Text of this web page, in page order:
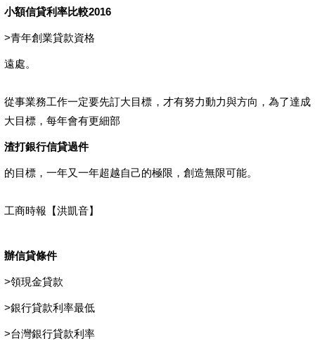
小額信貸利率比較2016
>青年創業貸款資格
遠處。
從事業務工作一定要先訂大目標，才有努力動力與方向，為了達成
大目標，每年會有更細部
渣打銀行信貸過件
的目標，一年又一年超越自己的極限，創造無限可能。
工商時報【洪凱音】
辦信貸條件
>領現金貸款
>銀行貸款利率最低
>台灣銀行貸款利率